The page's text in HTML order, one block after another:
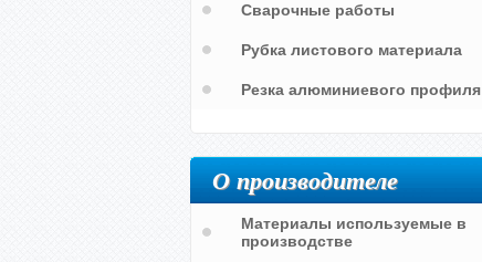
Сварочные работы
Рубка листового материала
Резка алюминиевого профиля
О производителе
Материалы используемые в
производстве